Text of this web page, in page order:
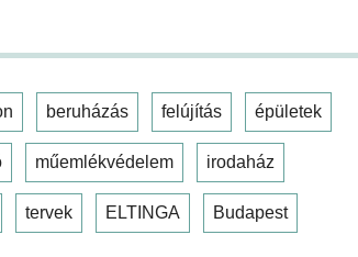
beruházás felújítás épületek
műemlékvédelem irodaház
tervek ELTINGA Budapest